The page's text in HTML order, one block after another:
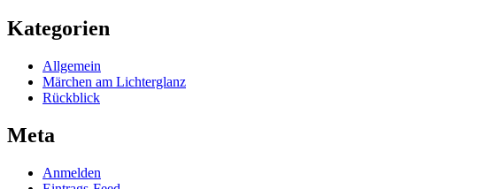
Kategorien
Allgemein
Märchen am Lichterglanz
Rückblick
Meta
Anmelden